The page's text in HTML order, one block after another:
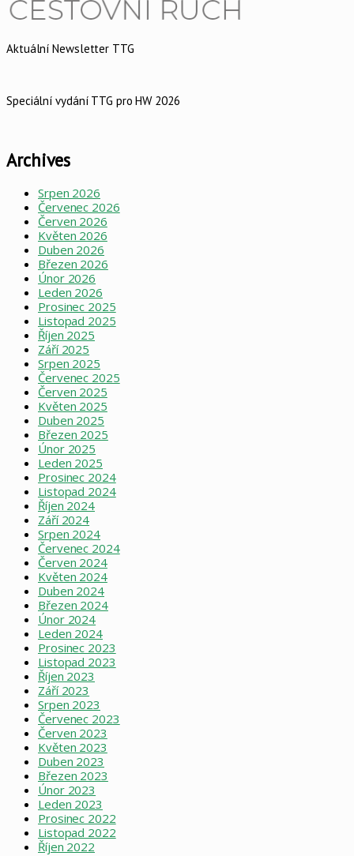
Aktuální Newsletter TTG
Speciální vydání TTG pro HW 2026
Archives
Srpen 2026
Červenec 2026
Červen 2026
Květen 2026
Duben 2026
Březen 2026
Únor 2026
Leden 2026
Prosinec 2025
Listopad 2025
Říjen 2025
Září 2025
Srpen 2025
Červenec 2025
Červen 2025
Květen 2025
Duben 2025
Březen 2025
Únor 2025
Leden 2025
Prosinec 2024
Listopad 2024
Říjen 2024
Září 2024
Srpen 2024
Červenec 2024
Červen 2024
Květen 2024
Duben 2024
Březen 2024
Únor 2024
Leden 2024
Prosinec 2023
Listopad 2023
Říjen 2023
Září 2023
Srpen 2023
Červenec 2023
Červen 2023
Květen 2023
Duben 2023
Březen 2023
Únor 2023
Leden 2023
Prosinec 2022
Listopad 2022
Říjen 2022